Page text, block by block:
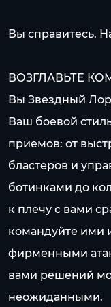
Вы справитесь.
ВОЗГЛАВЬТЕ
Вы Звездный
Ваш боевой
приемов: от
бластеров и
ботинками до
к плечу с вами
командуйте ими
фирменными
вами решений
неожиданными.